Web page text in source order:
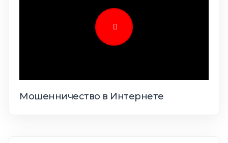
Мошенничество в Интернете